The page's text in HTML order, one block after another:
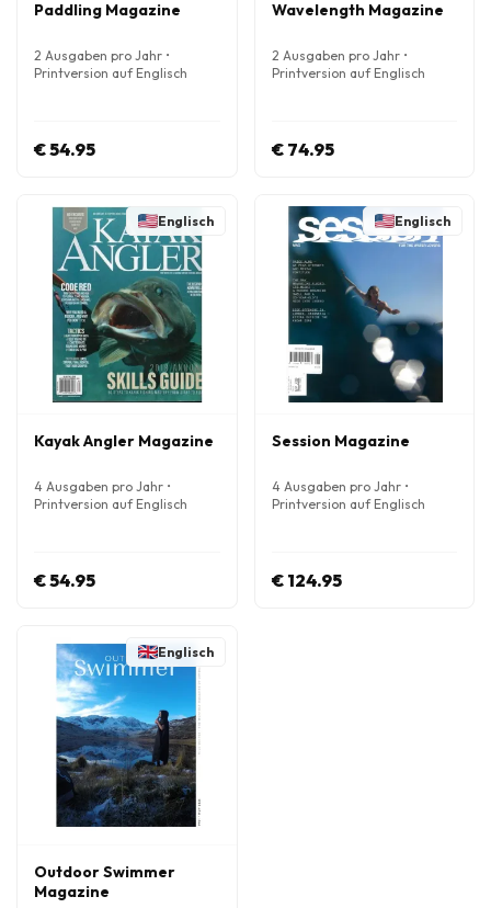
Paddling Magazine
2 Ausgaben pro Jahr •
Printversion auf Englisch
€ 54.95
Wavelength Magazine
2 Ausgaben pro Jahr •
Printversion auf Englisch
€ 74.95
Englisch
Kayak Angler Magazine
4 Ausgaben pro Jahr •
Printversion auf Englisch
€ 54.95
Englisch
Session Magazine
4 Ausgaben pro Jahr •
Printversion auf Englisch
€ 124.95
Englisch
Outdoor Swimmer
Magazine